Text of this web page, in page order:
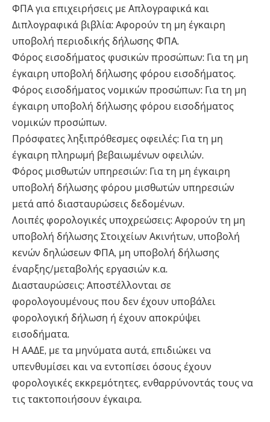
ΦΠΑ για επιχειρήσεις με Απλογραφικά και
Διπλογραφικά βιβλία: Αφορούν τη μη έγκαιρη
υποβολή περιοδικής δήλωσης ΦΠΑ.
Φόρος εισοδήματος φυσικών προσώπων: Για τη μη
έγκαιρη υποβολή δήλωσης φόρου εισοδήματος.
Φόρος εισοδήματος νομικών προσώπων: Για τη μη
έγκαιρη υποβολή δήλωσης φόρου εισοδήματος
νομικών προσώπων.
Πρόσφατες ληξιπρόθεσμες οφειλές: Για τη μη
έγκαιρη πληρωμή βεβαιωμένων οφειλών.
Φόρος μισθωτών υπηρεσιών: Για τη μη έγκαιρη
υποβολή δήλωσης φόρου μισθωτών υπηρεσιών
μετά από διασταυρώσεις δεδομένων.
Λοιπές φορολογικές υποχρεώσεις: Αφορούν τη μη
υποβολή δήλωσης Στοιχείων Ακινήτων, υποβολή
κενών δηλώσεων ΦΠΑ, μη υποβολή δήλωσης
έναρξης/μεταβολής εργασιών κ.α.
Διασταυρώσεις: Αποστέλλονται σε
φορολογουμένους που δεν έχουν υποβάλει
φορολογική δήλωση ή έχουν αποκρύψει
εισοδήματα.
Η ΑΑΔΕ, με τα μηνύματα αυτά, επιδιώκει να
υπενθυμίσει και να εντοπίσει όσους έχουν
φορολογικές εκκρεμότητες, ενθαρρύνοντάς τους να
τις τακτοποιήσουν έγκαιρα.